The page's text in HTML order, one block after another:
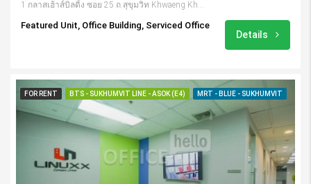
1 กลาสเฮ้าส์บิลดิ้ง ซอย 25 ถ.สุขุมวิท Khwaeng Khlong Toei Nuea, Khet Watthana, กรุงเทพมหานคร 10110, Thailand
Featured Unit, Office Building, Serviced Office
Details
FOR RENT BTS - SUKHUMVIT LINE - ASOK (E4) MRT - BLUE - SUKHUMVIT